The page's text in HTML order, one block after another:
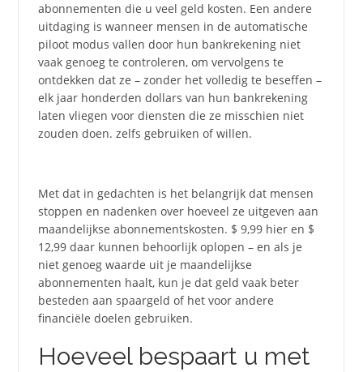
abonnementen die u veel geld kosten. Een andere
uitdaging is wanneer mensen in de automatische
piloot modus vallen door hun bankrekening niet
vaak genoeg te controleren, om vervolgens te
ontdekken dat ze – zonder het volledig te beseffen –
elk jaar honderden dollars van hun bankrekening
laten vliegen voor diensten die ze misschien niet
zouden doen. zelfs gebruiken of willen.
Met dat in gedachten is het belangrijk dat mensen
stoppen en nadenken over hoeveel ze uitgeven aan
maandelijkse abonnementskosten. $ 9,99 hier en $
12,99 daar kunnen behoorlijk oplopen – en als je
niet genoeg waarde uit je maandelijkse
abonnementen haalt, kun je dat geld vaak beter
besteden aan spaargeld of het voor andere
financiële doelen gebruiken.
Hoeveel bespaart u met